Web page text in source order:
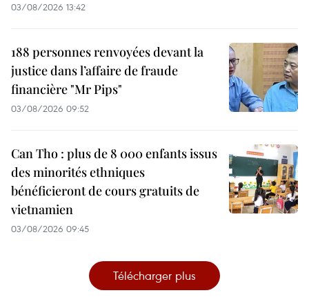
03/08/2026 13:42
188 personnes renvoyées devant la
justice dans l’affaire de fraude
financière "Mr Pips"
03/08/2026 09:52
Can Tho : plus de 8 000 enfants issus
des minorités ethniques
bénéficieront de cours gratuits de
vietnamien
03/08/2026 09:45
Télécharger plus